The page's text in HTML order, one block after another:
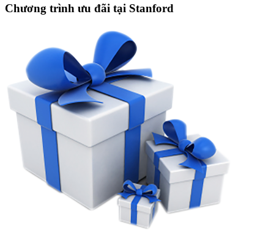
Chương trình ưu đãi tại Stanford